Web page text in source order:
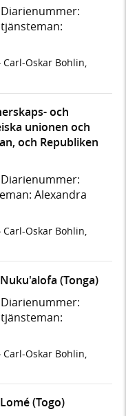
Diarienummer:
· Carl-Oskar Bohlin,
och
unionen och
och Republiken
Diarienummer:
Alexandra
· Carl-Oskar Bohlin,
(Tonga)
Diarienummer:
· Carl-Oskar Bohlin,
(Togo)